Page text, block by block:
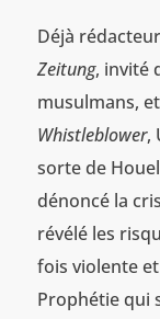
Déjà
Zeitung, invité
musulmans,
Whistleblower,
sorte de
dénoncé la
révélé les
fois violente
Prophétie qui